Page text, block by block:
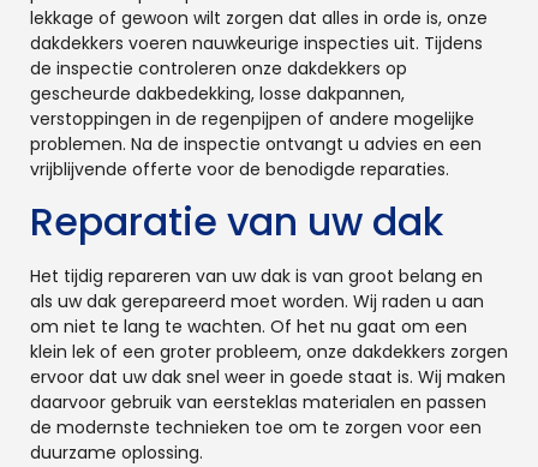
lekkage of gewoon wilt zorgen dat alles in orde is, onze
dakdekkers voeren nauwkeurige inspecties uit. Tijdens
de inspectie controleren onze dakdekkers op
gescheurde dakbedekking, losse dakpannen,
verstoppingen in de regenpijpen of andere mogelijke
problemen. Na de inspectie ontvangt u advies en een
vrijblijvende offerte voor de benodigde reparaties.
Reparatie van uw dak
Het tijdig repareren van uw dak is van groot belang en
als uw dak gerepareerd moet worden. Wij raden u aan
om niet te lang te wachten. Of het nu gaat om een
klein lek of een groter probleem, onze dakdekkers zorgen
ervoor dat uw dak snel weer in goede staat is. Wij maken
daarvoor gebruik van eersteklas materialen en passen
de modernste technieken toe om te zorgen voor een
duurzame oplossing.